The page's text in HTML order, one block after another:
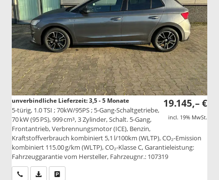
19.145,– €
incl. 19% MwSt.
unverbindliche Lieferzeit: 3,5 - 5 Monate
5-türig, 1.0 TSI ; 70kW/95PS ; 5-Gang-Schaltgetriebe,
70 kW (95 PS), 999 cm³, 3 Zylinder, Schalt. 5-Gang,
Frontantrieb, Verbrennungsmotor (ICE), Benzin,
Kraftstoffverbrauch kombiniert 5,1 l/100km (WLTP), CO₂-Emission
kombiniert 115.00 g/km (WLTP), CO₂-Klasse C, Garantieleistung:
Fahrzeuggarantie vom Hersteller, Fahrzeugnr.: 107319
Wir rufen Sie anPDF-Datei, Fahrzeugexposé drucken